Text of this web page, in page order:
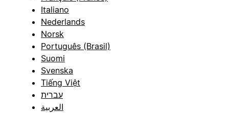
Italiano
Nederlands
Norsk
Português (Brasil)
Suomi
Svenska
Tiếng Việt
עברית
العربية